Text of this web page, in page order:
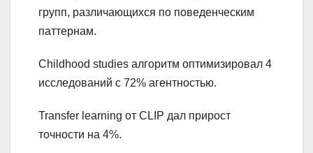
групп, различающихся по поведенческим
паттернам.
Childhood studies алгоритм оптимизировал 4
исследований с 72% агентностью.
Transfer learning от CLIP дал прирост
точности на 4%.